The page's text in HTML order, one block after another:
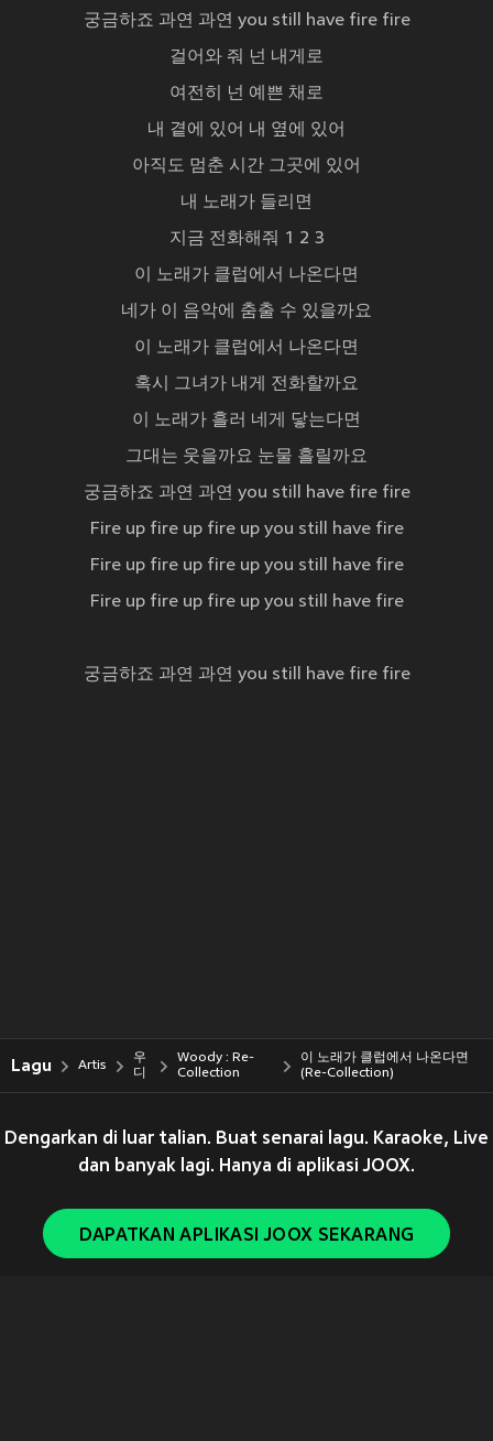
궁금하죠 과연 과연 you still have fire fire
걸어와 줘 넌 내게로
여전히 넌 예쁜 채로
내 곁에 있어 내 옆에 있어
아직도 멈춘 시간 그곳에 있어
내 노래가 들리면
지금 전화해줘 1 2 3
이 노래가 클럽에서 나온다면
네가 이 음악에 춤출 수 있을까요
이 노래가 클럽에서 나온다면
혹시 그녀가 내게 전화할까요
이 노래가 흘러 네게 닿는다면
그대는 웃을까요 눈물 흘릴까요
궁금하죠 과연 과연 you still have fire fire
Fire up fire up fire up you still have fire
Fire up fire up fire up you still have fire
Fire up fire up fire up you still have fire
궁금하죠 과연 과연 you still have fire fire
Lagu Artis
우
디
Woody : Re-
Collection
이 노래가 클럽에서 나온다면
(Re-Collection)
Dengarkan di luar talian. Buat senarai lagu. Karaoke, Live
dan banyak lagi. Hanya di aplikasi JOOX.
DAPATKAN APLIKASI JOOX SEKARANG